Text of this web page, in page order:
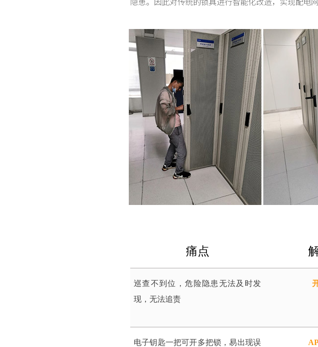
痛点
巡查不到位，危险隐患无法及时发
现，无法追责
电子钥匙一把可开多把锁，易出现误